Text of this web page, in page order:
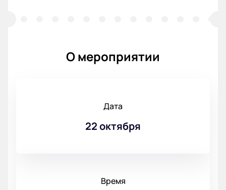
О мероприятии
Дата
22 октября
Время